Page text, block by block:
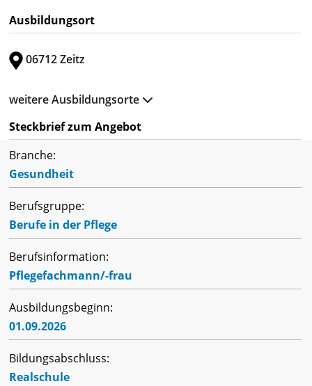
Ausbildungsort
06712 Zeitz
weitere Ausbildungsorte
Steckbrief zum Angebot
Branche:
Gesundheit
Berufsgruppe:
Berufe in der Pflege
Berufsinformation:
Pflegefachmann/-frau
Ausbildungsbeginn:
01.09.2026
Bildungsabschluss:
Realschule